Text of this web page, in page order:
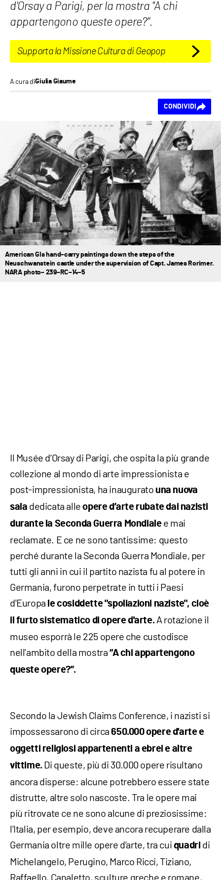
d'Orsay a Parigi, per la mostra "A chi
appartengono queste opere?”.
Supporta la Missione Cultura di Geopop
A cura diGiulia Giaume
CONDIVIDI
American GIs hand–carry paintings down the steps of the
Neuschwanstein castle under the supervision of Capt. James Rorimer.
NARA photo– 239–RC–14–5
Il Musée d’Orsay di Parigi, che ospita la più grande
collezione al mondo di arte impressionista e
post-impressionista, ha inaugurato una nuova
sala dedicata alleopere d’arte rubate dai nazisti
durante la Seconda Guerra Mondiale e mai
reclamate. E ce ne sono tantissime: questo
perché durante la Seconda Guerra Mondiale, per
tutti gli anni in cui il partito nazista fu al potere in
Germania, furono perpetrate in tutti i Paesi
d'Europa le cosiddette "spoliazioni naziste", cioè
il furto sistematico di opere d'arte. A rotazione il
museo esporrà le 225 opere che custodisce
nell'ambito della mostra“A chi appartengono
queste opere?”.
Secondo la Jewish Claims Conference, i nazisti si
impossessarono di circa 650.000 opere d'arte e
oggetti religiosi appartenenti a ebrei e altre
vittime. Di queste, più di 30.000 opere risultano
ancora disperse: alcune potrebbero essere state
distrutte, altre solo nascoste. Tra le opere mai
più ritrovate ce ne sono alcune di preziosissime:
l’Italia, per esempio, deve ancora recuperare dalla
Germania oltre mille opere d’arte, tra cui quadri di
Michelangelo, Perugino, Marco Ricci, Tiziano,
Raffaello, Canaletto, sculture greche e romane,